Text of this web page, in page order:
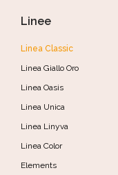
Linee
Linea Classic
Linea Giallo Oro
Linea Oasis
Linea Unica
Linea Linyva
Linea Color
Elements